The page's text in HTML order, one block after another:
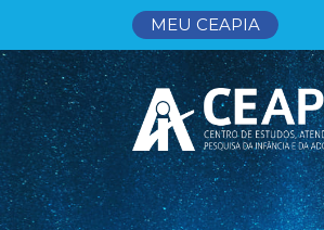
MEU CEAPIA